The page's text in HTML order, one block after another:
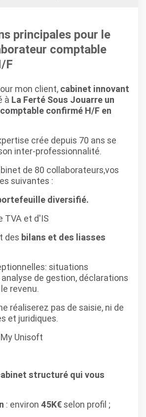
principales pour le
comptable
F
mon client, cabinet innovant
à La Ferté Sous Jouarre un
confirmé H/F en
crée depuis 70 ans se
inter-professionnalité.
de 80 collaborateurs,vos
suivantes :
diversifié.
TVA et d'IS
des bilans et des liasses
situations
de gestion, déclarations
revenu.
réaliserez pas de saisie, ni de
et juridiques.
Unisoft
structuré qui vous
: environ 45K€selon profil ;